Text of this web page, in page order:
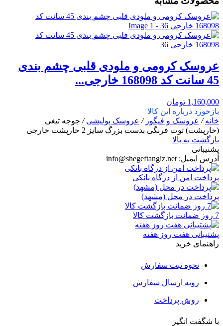
عروسک کرومی و ملودی قلبی چشم بندی
45 سانت کد 168098 خارجی...
1,160,000 تومان
بازخورد درباره این کالا
خانه/ عروسک و فیگور / عروسک پولیشی/ جوجه تیغی
(خارپشت) توت فرنگی بدست بزرگ سایز 2 خارپشت خارجی
بازگشت به بالا
پشتیبانی
آدرس ایمیل: info@shegeftangiz.net
پرداخت امن از درگاه بانکی
پرداخت در محل (مشهد)
7 روز ضمانت بازگشت کالا
پشتیبانی هفت روز هفته
راهنمای خرید
نحوه ثبت سفارش
رویه ارسال سفارش
روش پرداخت
با شگفت انگیز